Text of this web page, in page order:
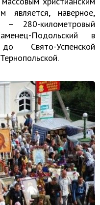
является, наверное,
– 280-километровый
Подольский в
Свято-Успенской